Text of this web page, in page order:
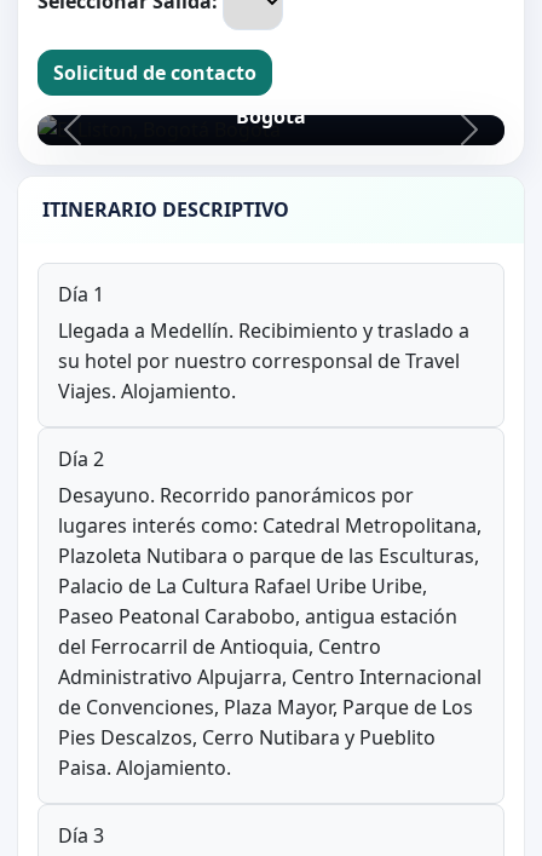
Solicitud de contacto
El Liston, Bogotá
Bogotá
ITINERARIO DESCRIPTIVO
Día 1
Llegada a Medellín. Recibimiento y traslado a
su hotel por nuestro corresponsal de Travel
Viajes. Alojamiento.
Día 2
Desayuno. Recorrido panorámicos por
lugares interés como: Catedral Metropolitana,
Plazoleta Nutibara o parque de las Esculturas,
Palacio de La Cultura Rafael Uribe Uribe,
Paseo Peatonal Carabobo, antigua estación
del Ferrocarril de Antioquia, Centro
Administrativo Alpujarra, Centro Internacional
de Convenciones, Plaza Mayor, Parque de Los
Pies Descalzos, Cerro Nutibara y Pueblito
Paisa. Alojamiento.
Día 3